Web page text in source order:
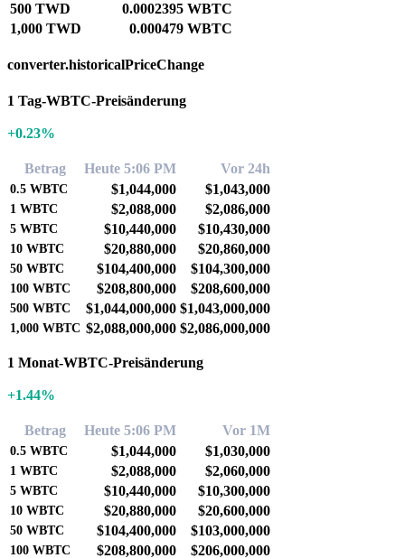
500 TWD
0.0002395 WBTC
1,000 TWD
0.000479 WBTC
converter.historicalPriceChange
1 Tag-WBTC-Preisänderung
+0.23%
Betrag Heute 5:06 PM Vor 24h
0.5 WBTC $1,044,000 $1,043,000
1 WBTC $2,088,000 $2,086,000
5 WBTC $10,440,000 $10,430,000
10 WBTC $20,880,000 $20,860,000
50 WBTC $104,400,000 $104,300,000
100 WBTC $208,800,000 $208,600,000
500 WBTC $1,044,000,000 $1,043,000,000
1,000 WBTC $2,088,000,000 $2,086,000,000
1 Monat-WBTC-Preisänderung
+1.44%
Betrag Heute 5:06 PM Vor 1M
0.5 WBTC $1,044,000 $1,030,000
1 WBTC $2,088,000 $2,060,000
5 WBTC $10,440,000 $10,300,000
10 WBTC $20,880,000 $20,600,000
50 WBTC $104,400,000 $103,000,000
100 WBTC $208,800,000 $206,000,000